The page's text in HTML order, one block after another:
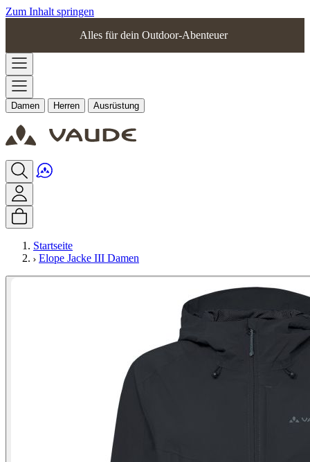
Zum Inhalt springen
Alles für dein Outdoor-Abenteuer
Damen Herren Ausrüstung
Startseite
Elope Jacke III Damen